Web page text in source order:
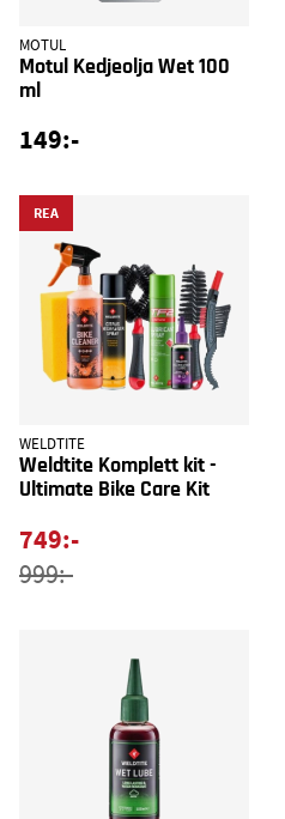
MOTUL
Motul Kedjeolja Wet 100
ml
149:-
REA
WELDTITE
Weldtite Komplett kit -
Ultimate Bike Care Kit
749:-
999:-